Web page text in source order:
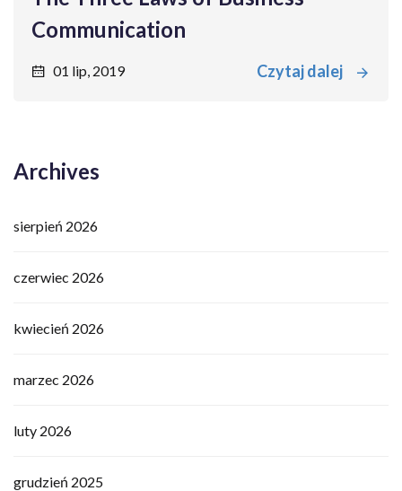
Communication
01 lip, 2019 Czytaj dalej
Archives
sierpień 2026
czerwiec 2026
kwiecień 2026
marzec 2026
luty 2026
grudzień 2025